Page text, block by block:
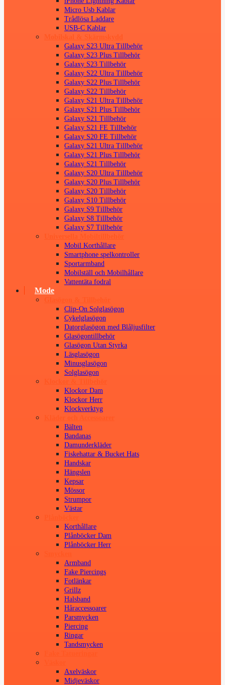
Micro Usb Kablar
Trådlösa Laddare
USB-C Kablar
Galaxy S23 Ultra Tillbehör
Galaxy S23 Plus Tillbehör
Galaxy S23 Tillbehör
Galaxy S22 Ultra Tillbehör
Galaxy S22 Plus Tillbehör
Galaxy S22 Tillbehör
Galaxy S21 Ultra Tillbehör
Galaxy S21 Plus Tillbehör
Galaxy S21 Tillbehör
Galaxy S21 FE Tillbehör
Galaxy S20 FE Tillbehör
Galaxy S21 Ultra Tillbehör
Galaxy S21 Plus Tillbehör
Galaxy S21 Tillbehör
Galaxy S20 Ultra Tillbehör
Galaxy S20 Plus Tillbehör
Galaxy S20 Tillbehör
Galaxy S10 Tillbehör
Galaxy S9 Tillbehör
Galaxy S8 Tillbehör
Galaxy S7 Tillbehör
Mobil Korthållare
Smartphone spelkontroller
Sportarmband
Mobilställ och Mobilhållare
Vattentäta fodral
Mode
Clip-On Solglasögon
Cykelglasögon
Datorglasögon med Blåljusfilter
Glasögontillbehör
Glasögon Utan Styrka
Läsglasögon
Minusglasögon
Solglasögon
Klockor Dam
Klockor Herr
Klockverktyg
Bälten
Bandanas
Damunderkläder
Fiskehattar & Bucket Hats
Handskar
Hängslen
Kepsar
Mössor
Strumpor
Västar
Korthållare
Plånböcker Dam
Plånböcker Herr
Armband
Fake Piercings
Fotlänkar
Grillz
Halsband
Håraccessoarer
Parsmycken
Piercing
Ringar
Tandsmycken
Axelväskor
Midjeväskor